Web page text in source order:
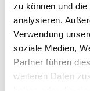
zu können und
analysieren.
Verwendung
soziale Medien,
Partner führen
weiteren Daten
525.000,- €